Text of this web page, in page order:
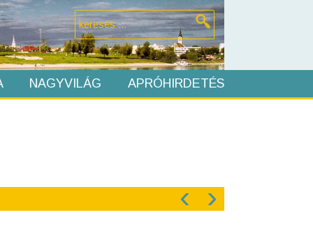
NAGYVILÁG APRÓHIRDETÉS
‹ ›